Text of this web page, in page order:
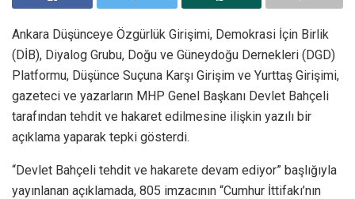
Ankara Düşünceye Özgürlük Girişimi, Demokrasi İçin Birlik
(DİB), Diyalog Grubu, Doğu ve Güneydoğu Dernekleri (DGD)
Platformu, Düşünce Suçuna Karşı Girişim ve Yurttaş Girişimi,
gazeteci ve yazarların MHP Genel Başkanı Devlet Bahçeli
tarafından tehdit ve hakaret edilmesine ilişkin yazılı bir
açıklama yaparak tepki gösterdi.
“Devlet Bahçeli tehdit ve hakarete devam ediyor” başlığıyla
yayınlanan açıklamada, 805 imzacının “Cumhur İttifakı’nın